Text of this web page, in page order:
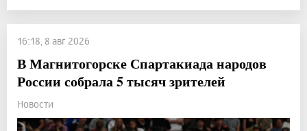
16:18, 8 авг 2026
В Магнитогорске Спартакиада народов
России собрала 5 тысяч зрителей
Новости